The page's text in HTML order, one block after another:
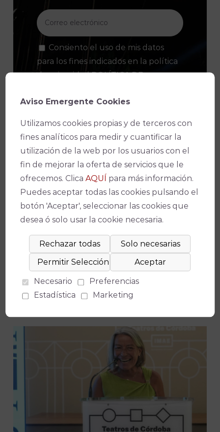
Consiento el uso de mis datos
para los fines indicados en la política
de privacidadPOLÍTICA DE
Consiento el uso de mis datos
personales para recibir publicidad de
su entidad.
Aviso Emergente Cookies
Utilizamos cookies propias y de terceros con
fines analíticos para medir y cuantificar la
utilización de la web por los usuarios con el
fin de mejorar la oferta de servicios que le
ofrecemos. ClicaAQUÍ
para más información.
Puedes aceptar todas las cookies pulsando el
botón 'Aceptar', seleccionar las cookies que
desea ó solo usar la cookie necesaria.
Necesario
Preferencias
Estadística
Marketing